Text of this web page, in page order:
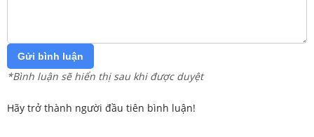
Gửi bình luận
*Bình luận sẽ hiển thị sau khi được duyệt
Hãy trở thành người đầu tiên bình luận!